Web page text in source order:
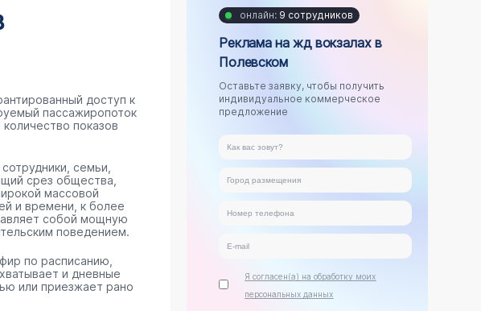
доступ к
пассажиропоток
показов
семьи,
срез общества,
массовой
и времени, к более
собой мощную
поведением.
по расписанию,
и дневные
или приезжает рано
онлайн: 9 сотрудников
Реклама на жд вокзалах в
Полевском
Оставьте заявку, чтобы получить
индивидуальное коммерческое
предложение
Я согласен(а) на обработку моих
персональных данных